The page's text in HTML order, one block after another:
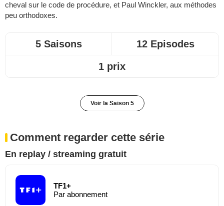
cheval sur le code de procédure, et Paul Winckler, aux méthodes
peu orthodoxes.
5 Saisons 12 Episodes
1 prix
Voir la Saison 5
Comment regarder cette série
En replay / streaming gratuit
TF1+
Par abonnement